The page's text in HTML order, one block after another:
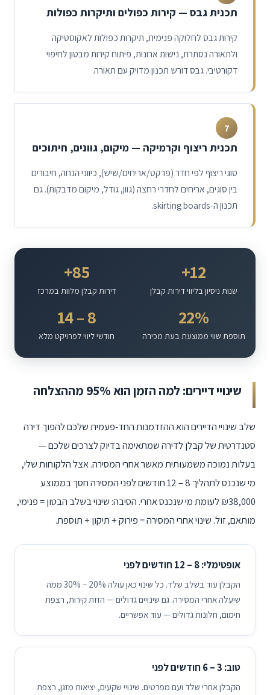
תכנית גבס — קירות כפולים ותיקרות כפולות
קירות גבס לחלוקה פנימית, תיקרות כפולות לאקוסטיקה
ולתאורה נסתרת, נישות ארונות, פיתוח קירות מבטון לחיפוי
דקורטיבי. גבס דורש תכנון מדויק עם תאורה.
7
תכנית ריצוף וקרמיקה — מיקום, גוונים, חיתוכים
סוגי ריצוף לפי חדר (פרקט/אריחים/שיש), כיווני הנחה, חיבורים
בין סוגים, אריחים לחדרי רחצה (גוון, גודל, מיקום מדבקות). גם
תכנון ה-skirting boards.
12+
שנות ניסיון בליווי דירות קבלן
85+
דירות קבלן מלוות במרכז
22%
תוספת שווי ממוצעת בעת מכירה
14 – 8
חודשי ליווי לפרויקט מלא
שינויי דיירים: למה הזמן הוא 95% מההצלחה
שלב שינויי הדיירים הוא ההזדמנות החד-פעמית שלכם להפוך דירה
סטנדרטית של קבלן לדירה שמתאימה בדיוק לצרכים שלכם —
בעלות נמוכה משמעותית מאשר אחרי המסירה. אצל הלקוחות שלי,
מי שנכנס לתהליך12 – 8חודשים לפני המסירה חסך בממוצע
₪38,000 לעומת מי שנכנס אחרי. הסיבה: שינוי בשלב הבטון = פנימי,
מותאם, זול. שינוי אחרי המסירה = פירוק + תיקון + תוספת.
אופטימלי:12 – 8חודשים לפני
הקבלן עוד בשלב שלד. כל שינוי כאן עולה 30% – 20% ממה
שיעלה אחרי המסירה. גם שינויים גדולים — הזזת קירות, רצפת
חימום, חלונות גדולים — עוד אפשריים.
טוב: 6 – 3חודשים לפני
הקבלן אחרי שלד ועם מפרטים. שינויי שקעים, יציאות מזגן, רצפת